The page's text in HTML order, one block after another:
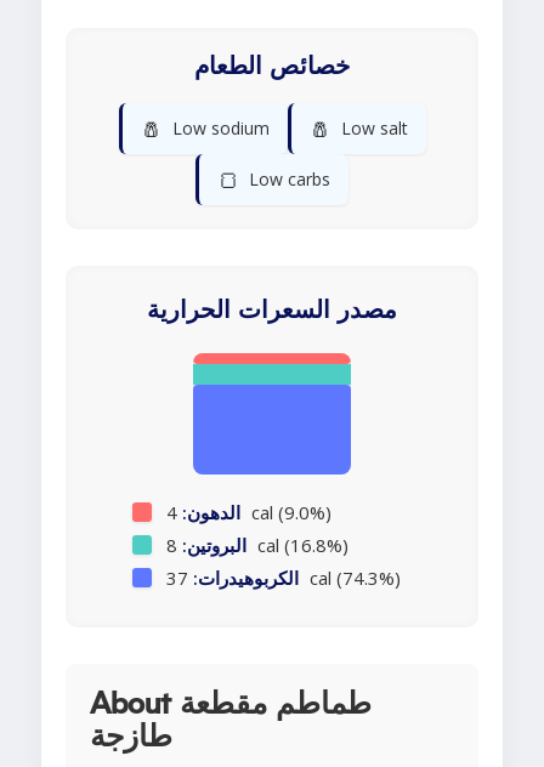
خصائص الطعام
🧂 Low sodium 🧂 Low salt
🍞 Low carbs
مصدر السعرات الحرارية
الدهون: 4 cal (9.0%)
البروتين: 8 cal (16.8%)
الكربوهيدرات: 37 cal (74.3%)
About طماطم مقطعة
طازجة